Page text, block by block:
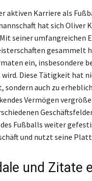
aktiven Karriere als
hat sich Oliver
seiner umfangreichen
gesammelt
ein, insbesondere
Diese Tätigkeit hat
sondern auch zu
Vermögen
Fußballs weiter
und nutzt seine
und Zitate